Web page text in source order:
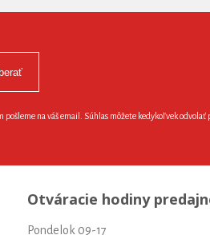
na váš email. Súhlas môžete kedykoľvek
Otváracie hodiny
Pondelok 09-17